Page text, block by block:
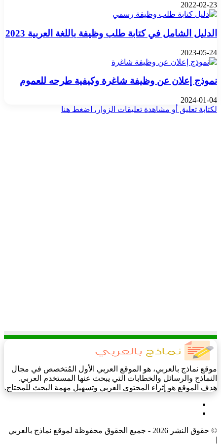
2022-02-23
الدليل الشامل في كتابة طلب وظيفة باللغة العربية 2023
2023-05-24
نموذج إعلان عن وظيفة شاغرة وكيفية طرحه للعموم
2024-01-04
لكتابة تعليق أو مشاهدة تعليقات الزوار، اضغط هنا
موقع نماذج بالعربي، هو الموقع العربي الأول المُتخصص في مجال
النماذج والرسائل والخطابات التي يبحث عنها المستخدم العربي.
هدف الموقع هو إثراء المحتوى العربي وتسهيل مهمة البحث للمحتاج.
© حقوق النشر 2026 - جميع الحقوق محفوظة لموقع نماذج بالعربي
|